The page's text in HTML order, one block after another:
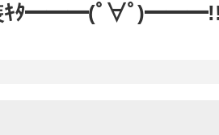
装ｷﾀ━━━(ﾟ∀ﾟ